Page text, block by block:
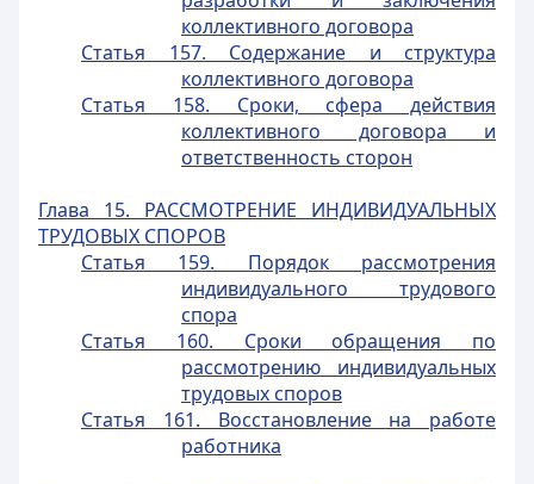
коллективного договора
Статья 157. Содержание и структура
коллективного договора
Статья 158. Сроки, сфера действия
коллективного договора и
ответственность сторон
Глава 15. РАССМОТРЕНИЕ ИНДИВИДУАЛЬНЫХ
ТРУДОВЫХ СПОРОВ
Статья 159. Порядок рассмотрения
индивидуального трудового
спора
Статья 160. Сроки обращения по
рассмотрению индивидуальных
трудовых споров
Статья 161. Восстановление на работе
работника